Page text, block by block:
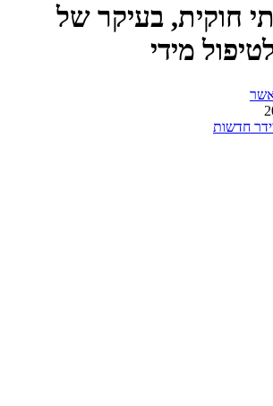
חוקית, בעיקר של
מידי
חדשות